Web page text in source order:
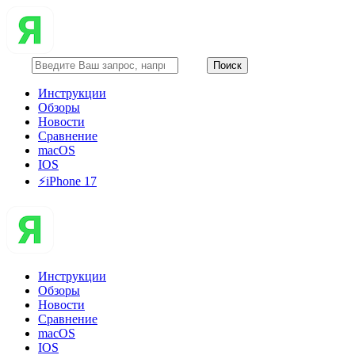
Инструкции
Обзоры
Новости
Сравнение
macOS
IOS
⚡️iPhone 17
Инструкции
Обзоры
Новости
Сравнение
macOS
IOS